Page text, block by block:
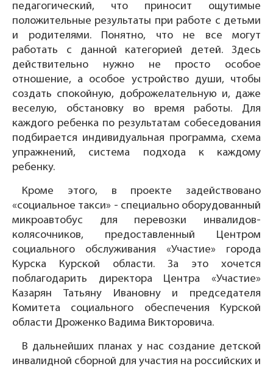
педагогический, что приносит ощутимые
положительные результаты при работе с детьми
и родителями. Понятно, что не все могут
работать с данной категорией детей. Здесь
действительно нужно не просто особое
отношение, а особое устройство души, чтобы
создать спокойную, доброжелательную и, даже
веселую, обстановку во время работы. Для
каждого ребенка по результатам собеседования
подбирается индивидуальная программа, схема
упражнений, система подхода к каждому
ребенку.
Кроме этого, в проекте задействовано
«социальное такси» - специально оборудованный
микроавтобус для перевозки инвалидов-
колясочников, предоставленный Центром
социального обслуживания «Участие» города
Курска Курской области. За это хочется
поблагодарить директора Центра «Участие»
Казарян Татьяну Ивановну и председателя
Комитета социального обеспечения Курской
области Дроженко Вадима Викторовича.
В дальнейших планах у нас создание детской
инвалидной сборной для участия на российских и